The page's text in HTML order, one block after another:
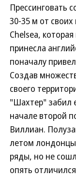
Прессинговать
30-35 м от
Chelsea,
принесла
поначалу
Создав
своего
"Шахтер" забил
начале второй
Виллиан.
летом лондонцы
ряды, но не
опять